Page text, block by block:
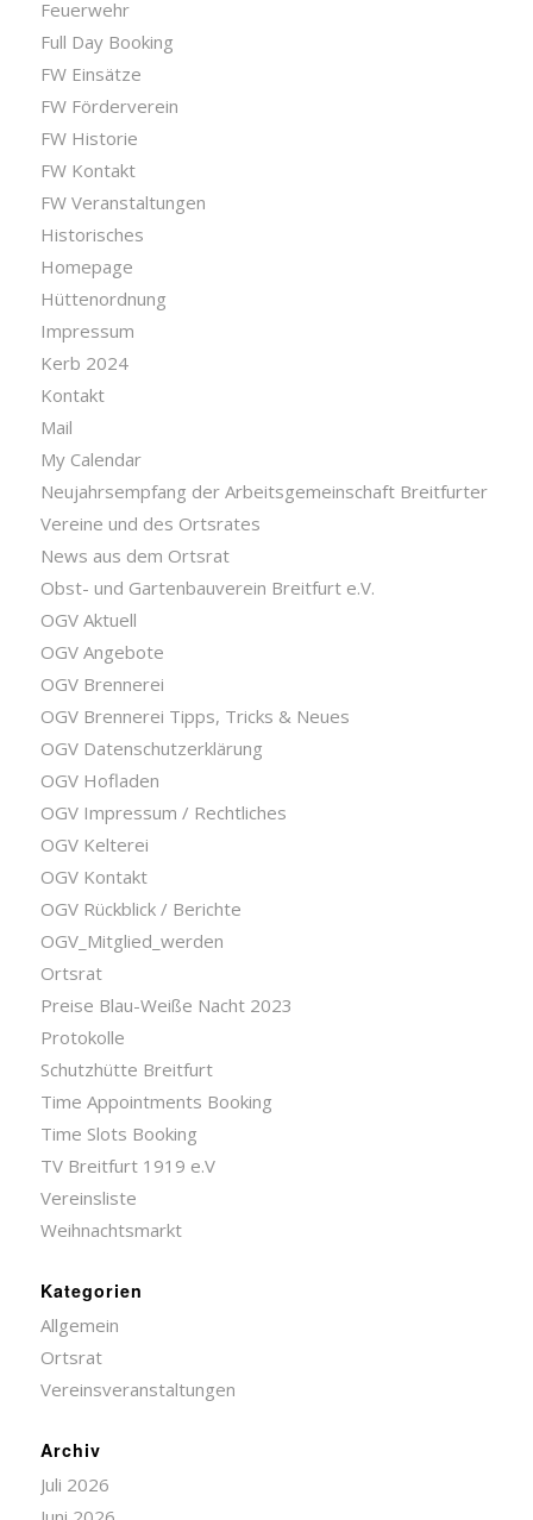
Feuerwehr
Full Day Booking
FW Einsätze
FW Förderverein
FW Historie
FW Kontakt
FW Veranstaltungen
Historisches
Homepage
Hüttenordnung
Impressum
Kerb 2024
Kontakt
Mail
My Calendar
Neujahrsempfang der Arbeitsgemeinschaft Breitfurter
Vereine und des Ortsrates
News aus dem Ortsrat
Obst- und Gartenbauverein Breitfurt e.V.
OGV Aktuell
OGV Angebote
OGV Brennerei
OGV Brennerei Tipps, Tricks & Neues
OGV Datenschutzerklärung
OGV Hofladen
OGV Impressum / Rechtliches
OGV Kelterei
OGV Kontakt
OGV Rückblick / Berichte
OGV_Mitglied_werden
Ortsrat
Preise Blau-Weiße Nacht 2023
Protokolle
Schutzhütte Breitfurt
Time Appointments Booking
Time Slots Booking
TV Breitfurt 1919 e.V
Vereinsliste
Weihnachtsmarkt
Kategorien
Allgemein
Ortsrat
Vereinsveranstaltungen
Archiv
Juli 2026